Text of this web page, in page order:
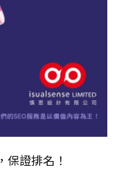
，保證排名！